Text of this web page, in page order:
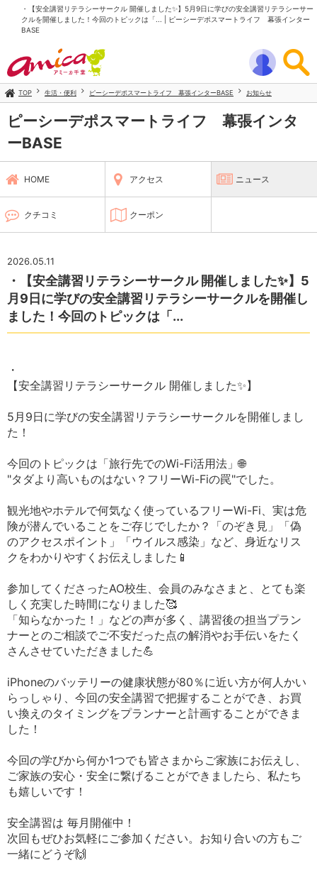
・【安全講習リテラシーサークル 開催しました✨】5月9日に学びの安全講習リテラシーサー
クルを開催しました！今回のトピックは「... | ピーシーデポスマートライフ 幕張インター
BASE
TOP 生活・便利 ピーシーデポスマートライフ 幕張インターBASE お知らせ
ピーシーデポスマートライフ 幕張インタ
ーBASE
HOME アクセス ニュース
クチコミ クーポン
2026.05.11
・【安全講習リテラシーサークル 開催しました✨】5
月9日に学びの安全講習リテラシーサークルを開催し
ました！今回のトピックは「...
・
【安全講習リテラシーサークル 開催しました✨】
5月9日に学びの安全講習リテラシーサークルを開催しまし
た！
今回のトピックは「旅行先でのWi-Fi活用法」🌐
"タダより高いものはない？フリーWi-Fiの罠"でした。
観光地やホテルで何気なく使っているフリーWi-Fi、実は危
険が潜んでいることをご存じでしたか？「のぞき見」「偽
のアクセスポイント」「ウイルス感染」など、身近なリス
クをわかりやすくお伝えしました📱
参加してくださったAO校生、会員のみなさまと、とても楽
しく充実した時間になりました🥰
「知らなかった！」などの声が多く、講習後の担当プラン
ナーとのご相談でご不安だった点の解消やお手伝いをたく
さんさせていただきました💪
iPhoneのバッテリーの健康状態が80％に近い方が何人かい
らっしゃり、今回の安全講習で把握することができ、お買
い換えのタイミングをプランナーと計画することができま
した！
今回の学びから何か1つでも皆さまからご家族にお伝えし、
ご家族の安心・安全に繋げることができましたら、私たち
も嬉しいです！
安全講習は 毎月開催中！
次回もぜひお気軽にご参加ください。お知り合いの方もご
一緒にどうぞ🙌